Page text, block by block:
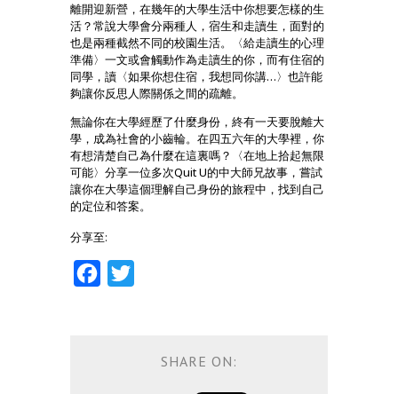
離開迎新營，在幾年的大學生活中你想要怎樣的生
活？常說大學會分兩種人，宿生和走讀生，面對的
也是兩種截然不同的校園生活。〈給走讀生的心理
準備〉一文或會觸動作為走讀生的你，而有住宿的
同學，讀〈如果你想住宿，我想同你講…〉也許能
夠讓你反思人際關係之間的疏離。
無論你在大學經歷了什麼身份，終有一天要脫離大
學，成為社會的小齒輪。在四五六年的大學裡，你
有想清楚自己為什麼在這裏嗎？〈在地上拾起無限
可能〉分享一位多次Quit U的中大師兄故事，嘗試
讓你在大學這個理解自己身份的旅程中，找到自己
的定位和答案。
分享至:
Facebook
SHARE ON: